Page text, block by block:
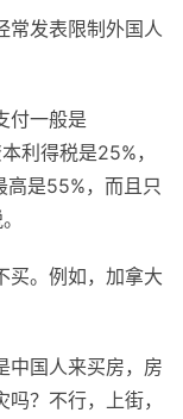
常发表限制外国人
付一般是
利得税是25%，
高是55%，而且只
买。例如，加拿大
中国人来买房，房
？不行，上街，